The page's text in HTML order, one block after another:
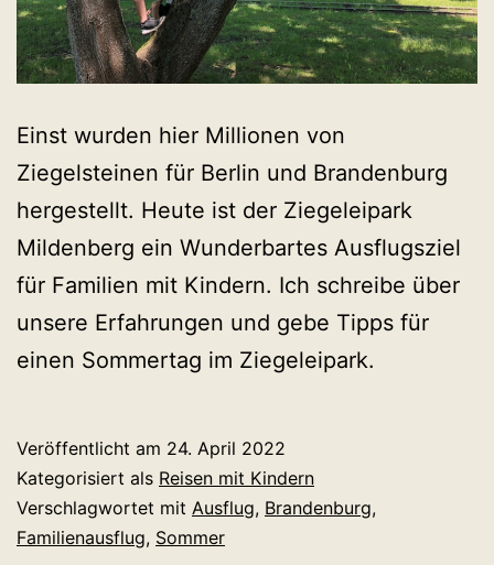
Einst wurden hier Millionen von
Ziegelsteinen für Berlin und Brandenburg
hergestellt. Heute ist der Ziegeleipark
Mildenberg ein Wunderbartes Ausflugsziel
für Familien mit Kindern. Ich schreibe über
unsere Erfahrungen und gebe Tipps für
einen Sommertag im Ziegeleipark.
Veröffentlicht am 24. April 2022
Kategorisiert als Reisen mit Kindern
Verschlagwortet mit Ausflug, Brandenburg,
Familienausflug, Sommer